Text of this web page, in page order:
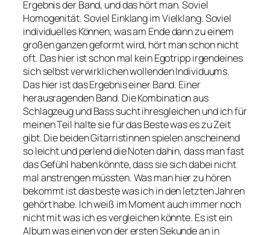
Ergebnis der Band, und das hört man. Soviel
Homogenität. Soviel Einklang im Vielklang. Soviel
individuelles Können, was am Ende dann zu einem
großen ganzen geformt wird, hört man schon nicht
oft. Das hier ist schon mal kein Egotripp irgendeines
sich selbst verwirklichen wollenden Individuums.
Das hier ist das Ergebnis einer Band. Einer
herausragenden Band. Die Kombination aus
Schlagzeug und Bass sucht ihresgleichen und ich für
meinen Teil halte sie für das Beste was es zu Zeit
gibt. Die beiden Gitarristinnen spielen anscheinend
so leicht und perlend die Noten dahin, dass man fast
das Gefühl haben könnte, dass sie sich dabei nicht
mal anstrengen müssten. Was man hier zu hören
bekommt ist das beste was ich in den letzten Jahren
gehört habe. Ich weiß im Moment auch immer noch
nicht mit was ich es vergleichen könnte. Es ist ein
Album was einen von der ersten Sekunde an in